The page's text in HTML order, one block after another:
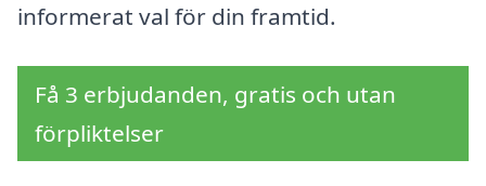
informerat val för din framtid.
Få 3 erbjudanden, gratis och utan
förpliktelser